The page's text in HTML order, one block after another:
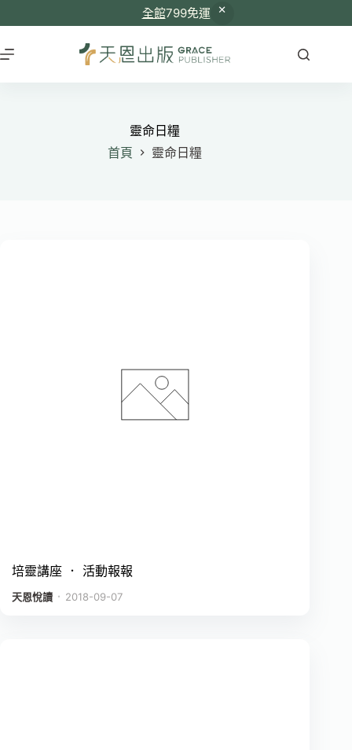
全館799免運
至
主
靈命日糧
首頁
靈命日糧
培靈講座 ． 活動報報
天恩悅讀 ． 2018-09-07